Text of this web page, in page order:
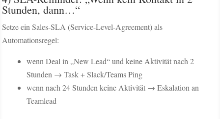
Stunden, dann…“
Setze ein Sales-SLA (Service-Level-Agreement) als
Automationsregel:
wenn Deal in „New Lead“ und keine Aktivität nach 2
Stunden → Task + Slack/Teams Ping
wenn nach 24 Stunden keine Aktivität → Eskalation an
Teamlead